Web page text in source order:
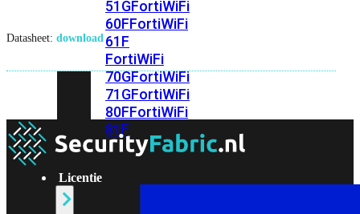
51GFortiWiFi
60FFortiWiFi
61F
FortiWiFi
70GFortiWiFi
71GFortiWiFi
80FFortiWiFi
81F
Licentie
Datasheet: download